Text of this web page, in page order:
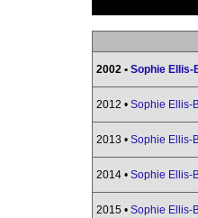
2002 • Sophie Ellis-
2012 • Sophie Ellis-
2013 • Sophie Ellis-
2014 • Sophie Ellis-
2015 • Sophie Ellis-